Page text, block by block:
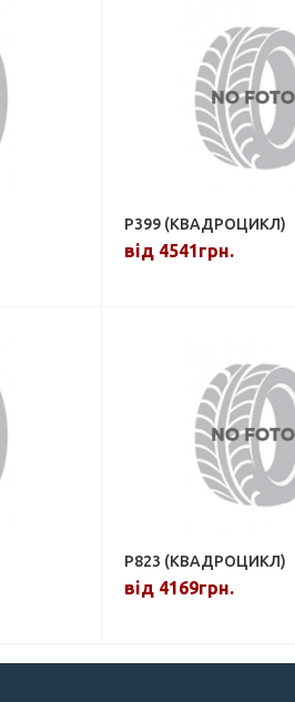
P399 (КВАДРОЦИКЛ)
від 4541грн.
P823 (КВАДРОЦИКЛ)
від 4169грн.